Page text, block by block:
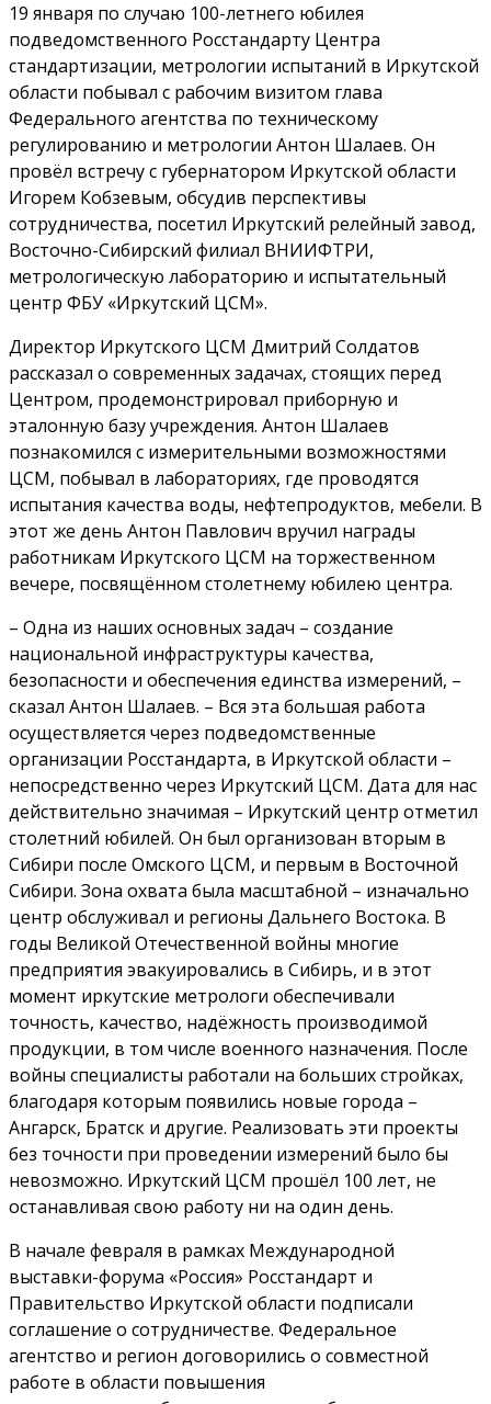
19 января по случаю 100-летнего юбилея
подведомственного Росстандарту Центра
стандартизации, метрологии испытаний в Иркутской
области побывал с рабочим визитом глава
Федерального агентства по техническому
регулированию и метрологии Антон Шалаев. Он
провёл встречу с губернатором Иркутской области
Игорем Кобзевым, обсудив перспективы
сотрудничества, посетил Иркутский релейный завод,
Восточно-Сибирский филиал ВНИИФТРИ,
метрологическую лабораторию и испытательный
центр ФБУ «Иркутский ЦСМ».
Директор Иркутского ЦСМ Дмитрий Солдатов
рассказал о современных задачах, стоящих перед
Центром, продемонстрировал приборную и
эталонную базу учреждения. Антон Шалаев
познакомился с измерительными возможностями
ЦСМ, побывал в лабораториях, где проводятся
испытания качества воды, нефтепродуктов, мебели. В
этот же день Антон Павлович вручил награды
работникам Иркутского ЦСМ на торжественном
вечере, посвящённом столетнему юбилею центра.
– Одна из наших основных задач – создание
национальной инфраструктуры качества,
безопасности и обеспечения единства измерений, –
сказал Антон Шалаев. – Вся эта большая работа
осуществляется через подведомственные
организации Росстандарта, в Иркутской области –
непосредственно через Иркутский ЦСМ. Дата для нас
действительно значимая – Иркутский центр отметил
столетний юбилей. Он был организован вторым в
Сибири после Омского ЦСМ, и первым в Восточной
Сибири. Зона охвата была масштабной – изначально
центр обслуживал и регионы Дальнего Востока. В
годы Великой Отечественной войны многие
предприятия эвакуировались в Сибирь, и в этот
момент иркутские метрологи обеспечивали
точность, качество, надёжность производимой
продукции, в том числе военного назначения. После
войны специалисты работали на больших стройках,
благодаря которым появились новые города –
Ангарск, Братск и другие. Реализовать эти проекты
без точности при проведении измерений было бы
невозможно. Иркутский ЦСМ прошёл 100 лет, не
останавливая свою работу ни на один день.
В начале февраля в рамках Международной
выставки-форума «Россия» Росстандарт и
Правительство Иркутской области подписали
соглашение о сотрудничестве. Федеральное
агентство и регион договорились о совместной
работе в области повышения